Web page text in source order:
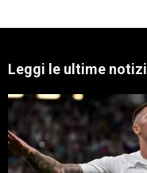
Leggi le ultime